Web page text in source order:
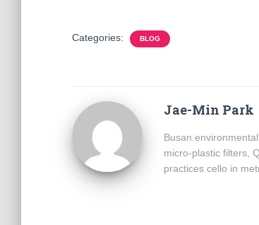
Categories: BLOG
Jae-Min Park
Busan
micro-plastic filters,
practices cello in